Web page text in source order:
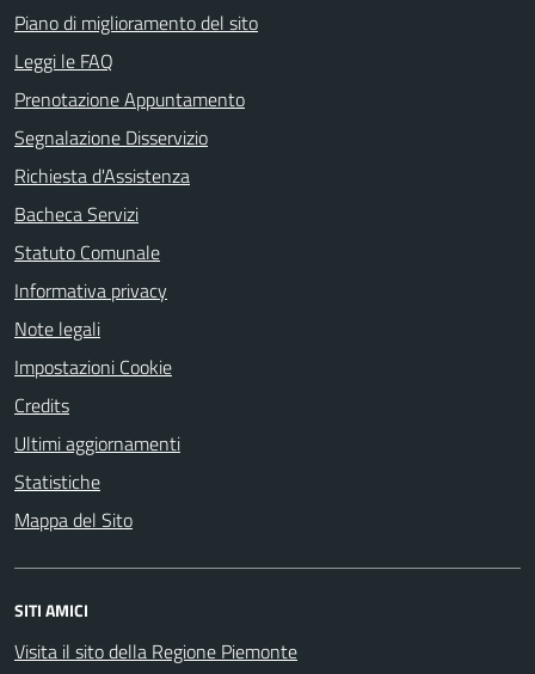
Piano di miglioramento del sito
Leggi le FAQ
Prenotazione Appuntamento
Segnalazione Disservizio
Richiesta d'Assistenza
Bacheca Servizi
Statuto Comunale
Informativa privacy
Note legali
Impostazioni Cookie
Credits
Ultimi aggiornamenti
Statistiche
Mappa del Sito
SITI AMICI
Visita il sito della Regione Piemonte